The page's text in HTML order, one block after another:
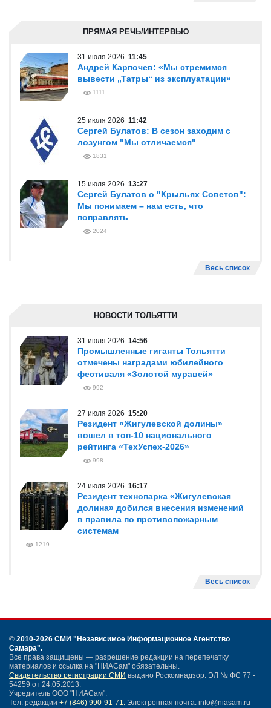
ПРЯМАЯ РЕЧЬ/ИНТЕРВЬЮ
31 июля 2026 11:45
Андрей Карпочев: «Мы стремимся
вывести „Татры“ из эксплуатации»
1111
25 июля 2026 11:42
Сергей Булатов: В сезон заходим с
лозунгом "Мы отличаемся"
1831
15 июля 2026 13:27
Сергей Булатов о "Крыльях Советов":
Мы понимаем – нам есть, что
поправлять
2024
Весь список
НОВОСТИ ТОЛЬЯТТИ
31 июля 2026 14:56
Промышленные гиганты Тольятти
отмечены наградами юбилейного
фестиваля «Золотой муравей»
992
27 июля 2026 15:20
Резидент «Жигулевской долины»
вошел в топ-10 национального
рейтинга «ТехУспех-2026»
998
24 июля 2026 16:17
Резидент технопарка «Жигулевская
долина» добился внесения изменений
в правила по противопожарным
системам
1219
Весь список
© 2010-2026 СМИ "Независимое Информационное Агентство
Самара".
Все права защищены — разрешение редакции на перепечатку
материалов и ссылка на "НИАСам" обязательны.
Свидетельство регистрации СМИ выдано Роскомнадзор: ЭЛ № ФС 77 -
54259 от 24.05.2013.
Учредитель ООО "НИАСам".
Тел. редакции +7 (846) 990-91-71. Электронная почта: info@niasam.ru